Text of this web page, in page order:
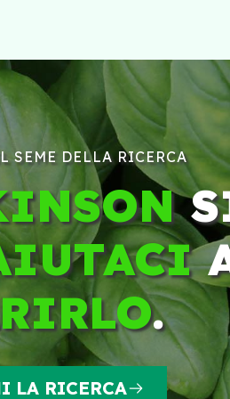
SEME DELLA RICERCA
.
LA RICERCA